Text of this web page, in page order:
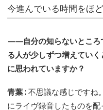
今進んでいる時間をほ
——自分の知らないところ
る人が少しずつ増えてい
に思われていますか？
青葉 :不思議な感じですね
にライヴ録音したものを